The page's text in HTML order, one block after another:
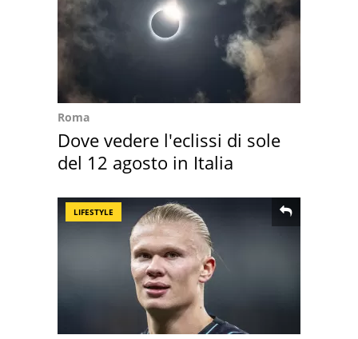
Roma
Dove vedere l'eclissi di sole
del 12 agosto in Italia
LIFESTYLE